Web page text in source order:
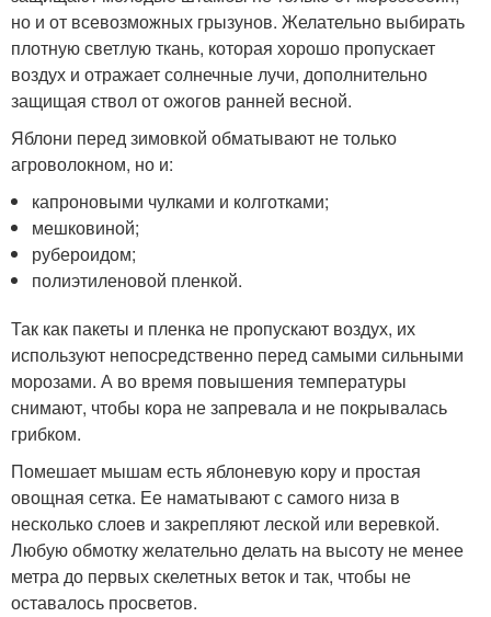
но и от всевозможных грызунов. Желательно выбирать
плотную светлую ткань, которая хорошо пропускает
воздух и отражает солнечные лучи, дополнительно
защищая ствол от ожогов ранней весной.
Яблони перед зимовкой обматывают не только
агроволокном, но и:
капроновыми чулками и колготками;
мешковиной;
рубероидом;
полиэтиленовой пленкой.
Так как пакеты и пленка не пропускают воздух, их
используют непосредственно перед самыми сильными
морозами. А во время повышения температуры
снимают, чтобы кора не запревала и не покрывалась
грибком.
Помешает мышам есть яблоневую кору и простая
овощная сетка. Ее наматывают с самого низа в
несколько слоев и закрепляют леской или веревкой.
Любую обмотку желательно делать на высоту не менее
метра до первых скелетных веток и так, чтобы не
оставалось просветов.